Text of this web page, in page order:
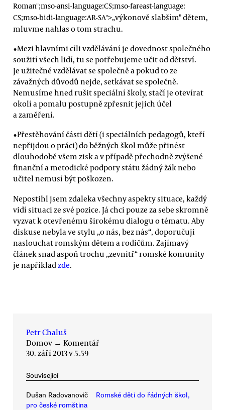
Roman";mso-ansi-language:CS;mso-fareast-language:
CS;mso-bidi-language:AR-SA">„výkonově slabším" dětem,
mluvme nahlas o tom strachu.
•Mezi hlavními cíli vzdělávání je dovednost společného
soužití všech lidí, tu se potřebujeme učit od dětství.
Je užitečné vzdělávat se společně a pokud to ze
závažných důvodů nejde, setkávat se společně.
Nemusíme hned rušit speciální školy, stačí je otevírat
okolí a pomalu postupně zpřesnit jejich účel
a zaměření.
•Přestěhování části dětí (i speciálních pedagogů, kteří
nepřijdou o práci) do běžných škol může přinést
dlouhodobě všem zisk a v případě přechodně zvýšené
finanční a metodické podpory státu žádný žák nebo
učitel nemusí být poškozen.
Nepostihl jsem zdaleka všechny aspekty situace, každý
vidí situaci ze své pozice. Já chci pouze za sebe skromně
vyzvat k otevřenému širokému dialogu o tématu. Aby
diskuse nebyla ve stylu „o nás, bez nás“, doporučuji
naslouchat romským dětem a rodičům. Zajímavý
článek snad aspoň trochu „zevnitř“ romské komunity
je například zde.
Petr Chaluš
Domov → Komentář
30. září 2013 v 5.59
Související
Dušan Radovanovič
Romské děti do řádných škol,
pro české romština